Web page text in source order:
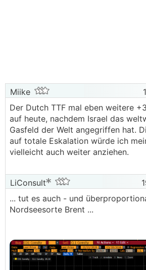
Miike
Der Dutch TTF mal eben weitere
auf heute, nachdem Israel das
Gasfeld der Welt angegriffen hat.
auf totale Eskalation würde ich
vielleicht auch weiter anziehen.
LiConsult
... tut es auch - und
Nordseesorte Brent ...